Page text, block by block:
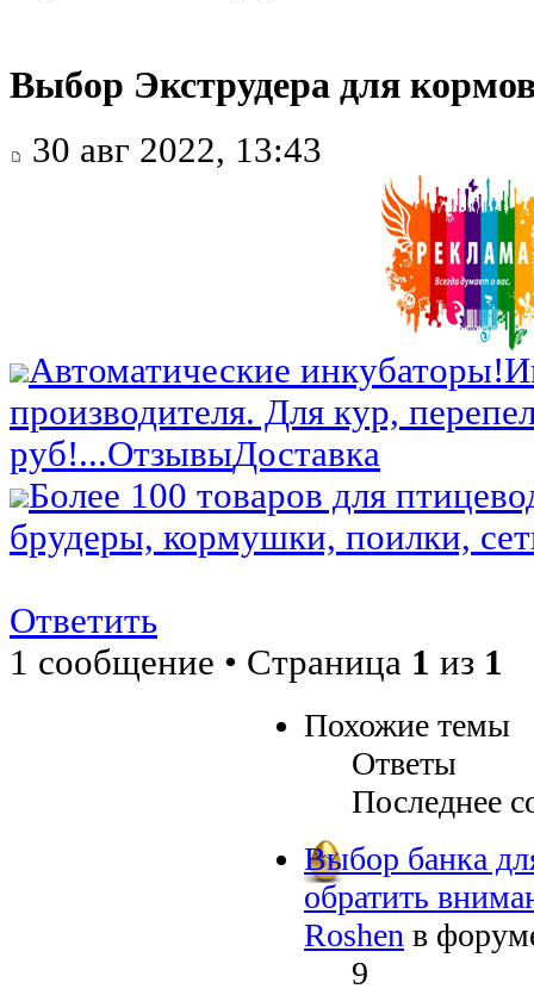
Выбор Экструдера для
30 авг 2022, 13:43
Автоматические инкубаторы!
производителя. Для кур,
руб!...ОтзывыДоставка
Более 100 товаров для
брудеры, кормушки, поилки,
Ответить
1 сообщение • Страница 1 из 1
Похожие темы
Ответы
Последнее
Выбор банка
обратить
Roshen в
9